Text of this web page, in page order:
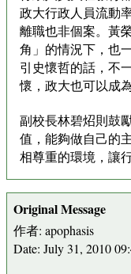
政大行政人員流動
離職也非個案。黃
角」的情況下，也
引史懷哲的話，不
懷，政大也可以成
副校長林碧炤則鼓
值，能夠做自己的
相尊重的環境，讓
Original Message
作者: apophasis
Date: July 31, 2010